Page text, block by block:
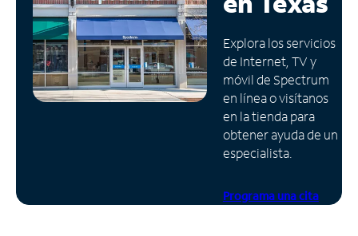
Administrar
cuenta
Encuentra
una
tienda
Explora los servicios
de Internet, TV y
móvil de Spectrum
en línea o visítanos
en la tienda para
obtener ayuda de un
especialista.
Programa una cita